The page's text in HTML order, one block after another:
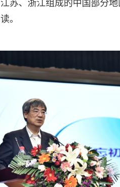
苏、浙江组成的中国部分
。